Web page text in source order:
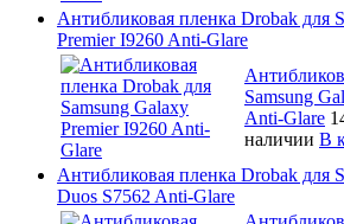
Антибликовая пленка Drobak для
Premier I9260 Anti-Glare
Samsung
Anti-Glare
наличии В
Антибликовая пленка Drobak для
Duos S7562 Anti-Glare